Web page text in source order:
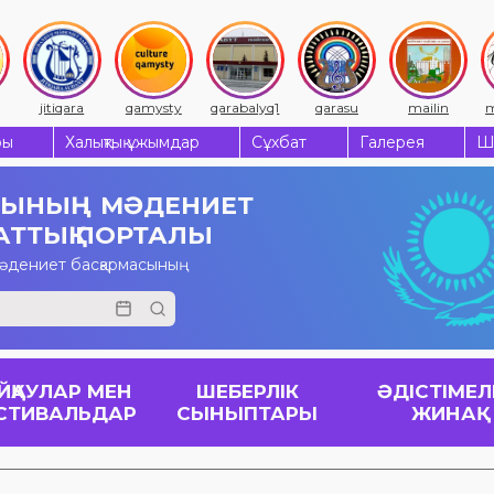
qamysty qarabalyq1 qarasu mailin mendiqara
Халықтық ұжымдар Сұхбат Галерея
МӘДЕНИЕТ
ПОРТАЛЫ
басқармасының
МЕН
ШЕБЕРЛІК
СЫНЫПТАРЫ
ЖИНАҚ